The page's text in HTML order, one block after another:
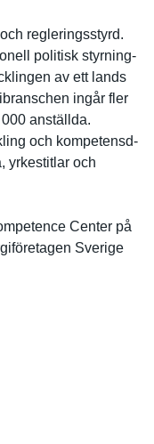
reglerings­styrd.
politisk styrning-
av ett lands
ingår fler
anställda.
och kompetensd­
yrkestitla­r och
Center på
Sverige